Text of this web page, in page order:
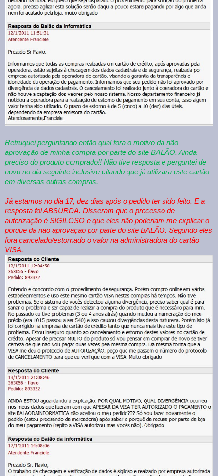
Retruquei perguntando então qual fora o motivo da não
aprovação de minha compra por parte do site BALÃO. Ainda
preciso do produto comprado!! Não tive resposta e perguntei de
novo no dia seguinte inclusive citando que já utilizara este cartão
em diversas outras compras.
Já estamos no dia 17, dez dias após o pedido ter sido feito. E a
resposta foi ABSURDA. Disseram que o processo de
autorização é SIGILOSO e que eles não poderiam me explicar o
porquê da não aprovação por parte do site BALÃO. Segundo eles
fora cancelado/estornado o valor na administradora do cartão
VISA.